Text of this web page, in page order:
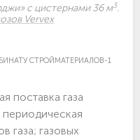
с цистернами 36 м3.
Vervex
СТРОЙМАТЕРИАЛОВ-1
поставка газа
газа; газовых